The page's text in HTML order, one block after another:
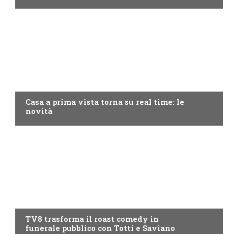
Casa a prima vista torna su real time: le
novità
TV8 trasforma il roast comedy in
funerale pubblico con Totti e Saviano